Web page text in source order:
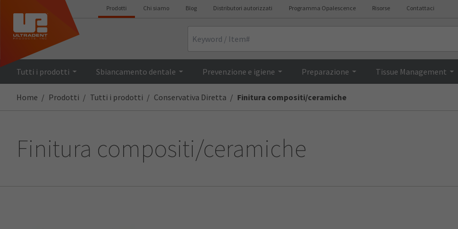
Prodotti Chi siamo Blog Distributori autorizzati Programma Opalescence Risorse Contattaci
Tutti i prodotti Sbiancamento dentale Prevenzione e igiene Preparazione Tissue Management
Home Prodotti Tutti i prodotti Conservativa Diretta Finitura compositi/ceramiche
Finitura compositi/ceramiche